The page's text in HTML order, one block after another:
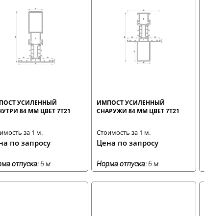
УСИЛЕННЫЙ
84 ММ ЦВЕТ 7T21
за 1 м.
по запросу
отпуска:6 м
ИМПОСТ УСИЛЕННЫЙ
СНАРУЖИ 84 ММ ЦВЕТ 7T21
Стоимость за 1 м.
Цена по запросу
Норма отпуска:6 м